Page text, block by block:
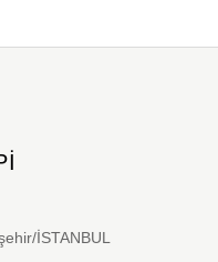
İSTANBUL